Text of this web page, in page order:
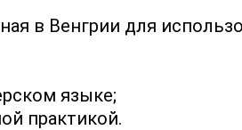
в Венгрии для
языке;
практикой.